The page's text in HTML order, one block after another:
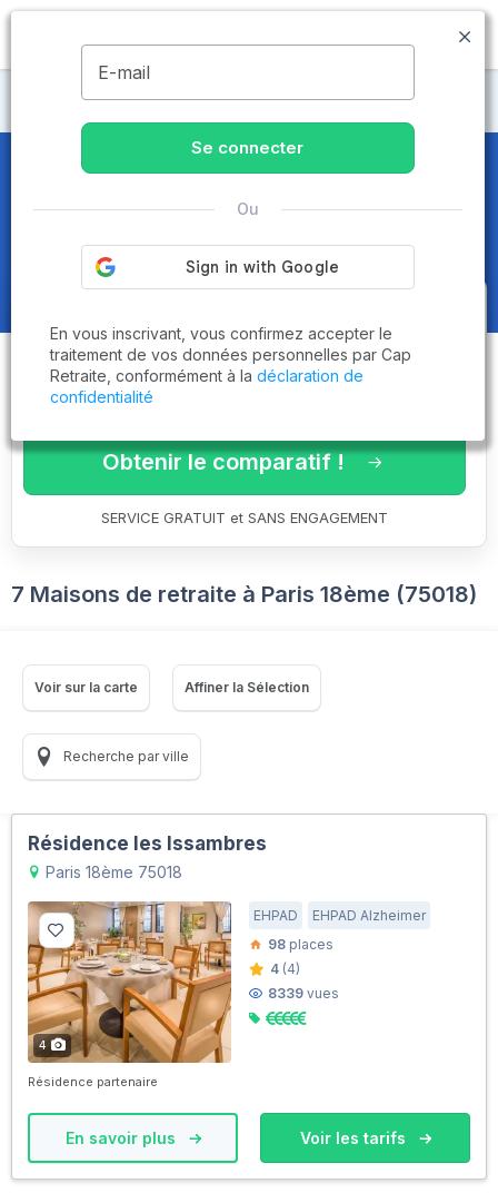
MENU
Maisons de retraite Paris
Maisons de retraite et EHPAD
Paris 18ème (75018)
Obtenez le
comparatif des
établissementsadaptés à vos
critères en 3 minutes !
Obtenir le comparatif !
SERVICE GRATUIT et SANS ENGAGEMENT
7 Maisons de retraite à Paris 18ème (75018)
Voir sur la carte Affiner la Sélection
Recherche par ville
Résidence les Issambres
Paris 18ème 75018
4
EHPAD
EHPAD Alzheimer
98 places
4 (4)
8339 vues
Résidence partenaire
En savoir plus Voir les tarifs
E-mail
Se connecter
Ou
En vous inscrivant, vous confirmez accepter le
traitement de vos données personnelles par Cap
Retraite, conformément à la déclaration de
confidentialité